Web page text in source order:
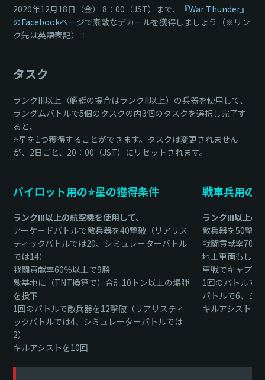
2020年12月18日（金） 8：00（JST）まで、
『War Thunder』
のFacebookページで素敵なデカールを獲得しましょう（※リン
ク先は英語表記）！
タスク
ランクIII以上（艦艇の場合はランクII以上）の兵器を使用して、
ランダムバトルで5個のタスクの内3個のタスクを選択し完了す
ると、
⭐星を1つ獲得することができます。タスクは変更されません
が、2日ごと、20：00（JST）にリセットされます。
パイロット用の⭐星の獲得条件
ランクIII以上の航空機を使用して、
アーケードバトルで敵兵器を40撃破（リアリス
ティックバトルでは20、シミュレーターバトル
では14）
戦闘貢献率60％以上で9勝
敵基地に（TNT換算で）合計10トン以上の爆弾
を投下
1回のバトルで敵兵器を12撃破（リアリスティ
ックバトルでは4、シミュレーターバトルでは
2）
キルアシストを10回
戦車兵用の
ランクIII以上の
敵兵器を50撃破
戦闘貢献率70％
地上車両もしく
車戦でキャプチ
1回のバトルで
バトルで6、シ
キルアシストを